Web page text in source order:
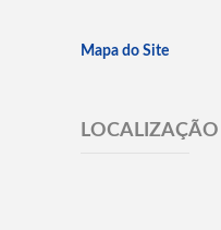
Mapa do Site
LOCALIZAÇÃO